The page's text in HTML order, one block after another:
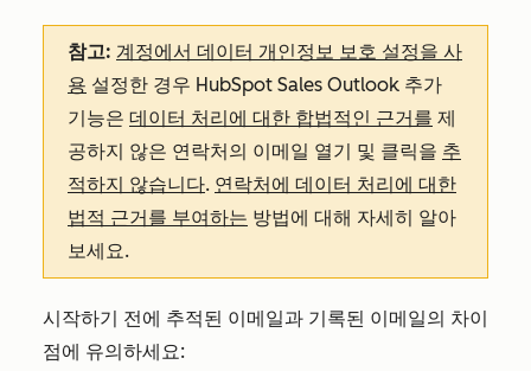
참고: 계정에서 데이터 개인정보 보호 설정을 사
용 설정한 경우 HubSpot Sales Outlook 추가
기능은 데이터 처리에 대한 합법적인 근거를 제
공하지 않은 연락처의 이메일 열기 및 클릭을 추
적하지 않습니다. 연락처에 데이터 처리에 대한
법적 근거를 부여하는 방법에 대해 자세히 알아
보세요.
시작하기 전에 추적된 이메일과 기록된 이메일의 차이
점에 유의하세요: